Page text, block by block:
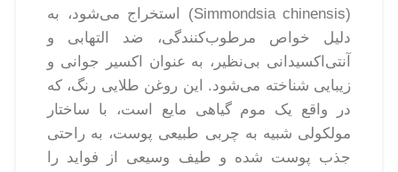
(Simmondsia chinensis) استخراج می‌شود، به
دلیل خواص مرطوب‌کنندگی، ضد التهابی و
آنتی‌اکسیدانی بی‌نظیر، به عنوان اکسیر جوانی و
زیبایی شناخته می‌شود. این روغن طلایی رنگ، که
در واقع یک موم گیاهی مایع است، با ساختار
مولکولی شبیه به چربی طبیعی پوست، به راحتی
جذب پوست شده و طیف وسیعی از فواید را